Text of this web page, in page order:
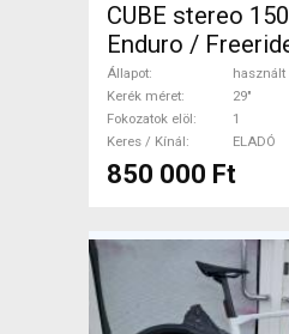
CUBE stereo
Enduro /
használt ELADÓ
Állapot
használt
Kerék méret
29"
Fokozatok elöl
1
Keres / Kínál
ELADÓ
850 000 Ft